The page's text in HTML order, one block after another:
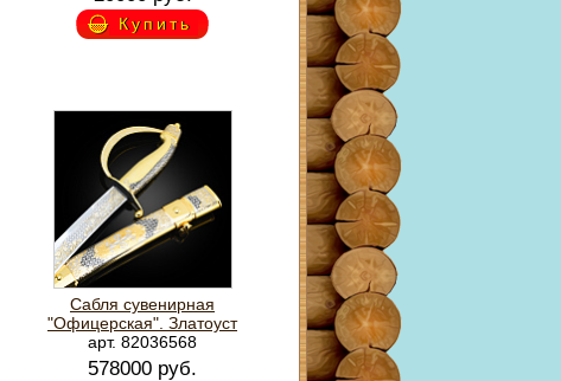
Купить
Сабля сувенирная
"Офицерская". Златоуст
арт. 82036568
578000 руб.